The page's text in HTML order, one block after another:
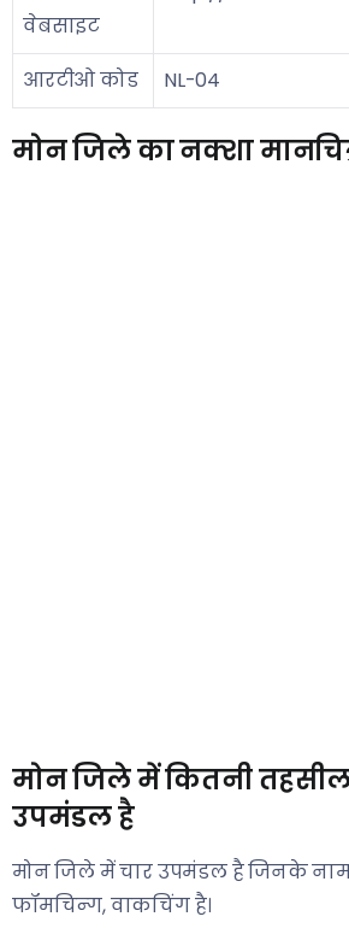
वेबसाइट
आरटीओ कोड NL-04
मोन जिले का नक्शा
मोन जिले में कितनी
उपमंडल है
मोन जिले में चार उपमंडल है जिनके
फॉमचिन्ग, वाकचिंग है।